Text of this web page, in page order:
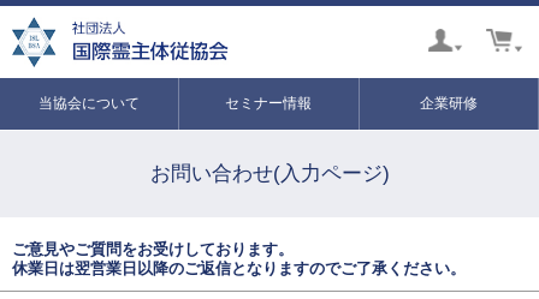
当協会について セミナー情報 企業研修
お問い合わせ(入力ページ)
ご意見やご質問をお受けしております。
休業日は翌営業日以降のご返信となりますのでご了承ください。